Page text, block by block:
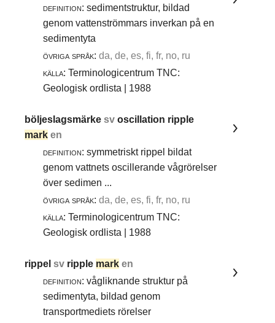
definition: sedimentstruktur, bildad
genom vattenströmmars inverkan på en
sedimentyta
övriga språk: da, de, es, fi, fr, no, ru
källa: Terminologicentrum TNC:
Geologisk ordlista | 1988
böljeslagsmärkesvoscillation ripple
mark en
definition: symmetriskt rippel bildat
genom vattnets oscillerande vågrörelser
över sedimen ...
övriga språk: da, de, es, fi, fr, no, ru
källa: Terminologicentrum TNC:
Geologisk ordlista | 1988
rippelsv ripple mark en
definition: vågliknande struktur på
sedimentyta, bildad genom
transportmediets rörelser